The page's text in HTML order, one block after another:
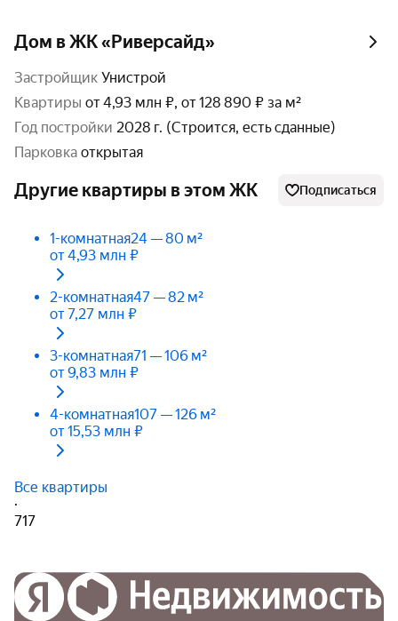
Дом в ЖК «Риверсайд»
Застройщик Унистрой
Квартиры от 4,93 млн ₽, от 128 890 ₽ за м²
год постройки 2028 г. (Строится, есть сданные)
парковка открытая
Другие квартиры в этом ЖК Подписаться
1-комнатная24 — 80 м²
от 4,93 млн ₽
2-комнатная47 — 82 м²
от 7,27 млн ₽
3-комнатная71 — 106 м²
от 9,83 млн ₽
4-комнатная107 — 126 м²
от 15,53 млн ₽
Все квартиры
·
717